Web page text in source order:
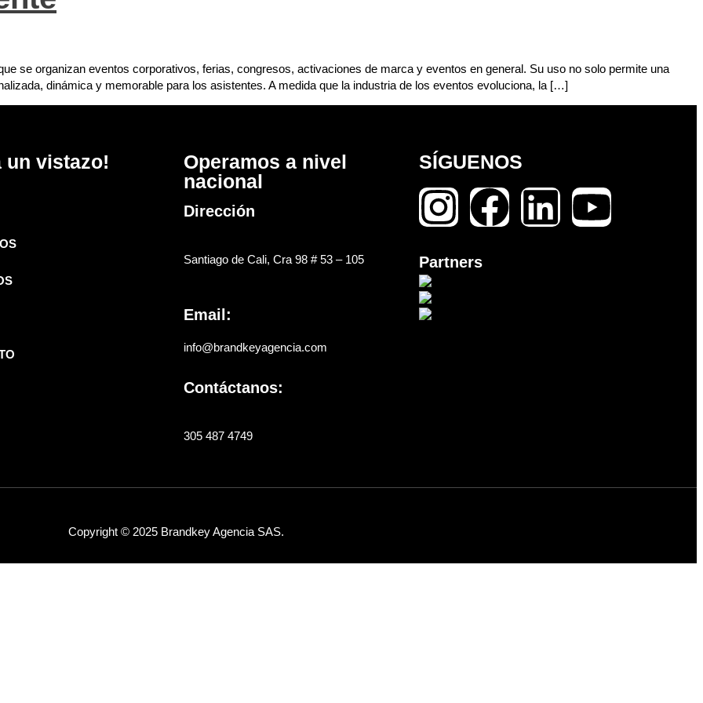
se organizan eventos corporativos, ferias, congresos, activaciones de marca y eventos en general. Su uso no solo permite una
dinámica y memorable para los asistentes. A medida que la industria de los eventos evoluciona, la […]
un vistazo!
Operamos a nivel
nacional
Dirección
Santiago de Cali, Cra 98 # 53 – 105
Email:
info@brandkeyagencia.com
Contáctanos:
305 487 4749
SÍGUENOS
Partners
Copyright © 2025 Brandkey Agencia SAS.